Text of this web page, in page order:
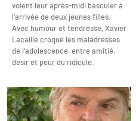
voient leur après-midi basculer à
l’arrivée de deux jeunes filles.
Avec humour et tendresse, Xavier
Lacaille croque les maladresses
de l’adolescence, entre amitié,
désir et peur du ridicule.